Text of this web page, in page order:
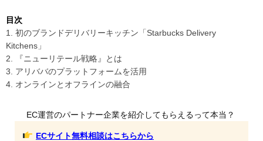
目次
1. 初のブランドデリバリーキッチン「Starbucks Delivery
Kitchens」
2. 『ニューリテール戦略』とは
3. アリババのプラットフォームを活用
4. オンラインとオフラインの融合
EC運営のパートナー企業を紹介してもらえるって本当？
ECサイト無料相談はこちらから